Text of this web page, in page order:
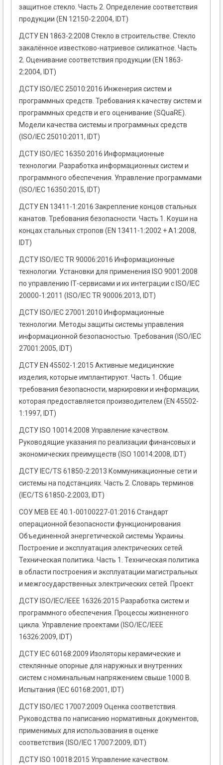
защитное стекло. Часть 2. Определение соответствия
продукции (EN 12150-2:2004, IDT)
ДСТУ EN 1863-2:2008 Стекло в строительстве. Стекло
закалённое известково-натриевое силикатное. Часть
2. Оценивание соответствия продукции (EN 1863-
2:2004, IDT)
ДСТУ ISO/IEC 25010:2016 Инженерия систем и
программных средств. Требования к качеству систем и
программных средств и его оценивание (SQuaRE).
Модели качества системы и программных средств
(ISO/IEC 25010:2011, IDT)
ДСТУ ISO/IEC 16350:2016 Информационные
технологии. Разработка информационных систем и
программного обеспечения. Управление программами
(ISO/IEC 16350:2015, IDT)
ДСТУ EN 13411-1:2016 Закрепление концов стальных
канатов. Требования безопасности. Часть 1. Коуши на
концах стальных стропов (EN 13411-1:2002 + А1:2008,
IDT)
ДСТУ ISO/IEC TR 90006:2016 Информационные
технологии. Установки для применения ISO 9001:2008
по управлению ІТ-сервисами и их интеграции с ISO/IEC
20000-1:2011 (ISO/IEC TR 90006:2013, IDT)
ДСТУ ISO/IEC 27001:2010 Информационные
технологии. Методы защиты системы управления
информационной безопасностью. Требования (ISO/IEC
27001:2005, IDТ)
ДСТУ EN 45502-1:2015 Активные медицинские
изделия, которые имплантируют. Часть 1. Общие
требования безопасности, маркировки и информации,
которая предоставляется производителем (EN 45502-
1:1997, IDT)
ДСТУ ISO 10014:2008 Управление качеством.
Руководящие указания по реализации финансовых и
экономических преимуществ (ISO 10014:2008, IDT)
ДСТУ IEC/TS 61850-2:2013 Коммуникационные сети и
системы на подстанциях. Часть 2. Словарь терминов
(ІЕС/ТS 61850-2:2003, IDТ)
СОУ МЕВ ЕЕ 40.1-00100227-01:2016 Стандарт
операционной безопасности функционирования
Объединенной энергетической системы Украины.
Построение и эксплуатация электрических сетей.
Техническая политика. Часть 1. Техническая политика
в области построения и эксплуатации магистральных
и межгосударственных электрических сетей. Проект
ДСТУ ISO/IEC/IEEE 16326:2015 Разработка систем и
программного обеспечения. Процессы жизненного
цикла. Управление проектами (ISO/IEC/IEEE
16326:2009, IDT)
ДСТУ IEC 60168:2009 Изоляторы керамические и
стеклянные опорные для наружных и внутренних
систем с номинальным напряжением свыше 1000 В.
Испытания (ІЕС 60168:2001, IDT)
ДСТУ ISO/IEC 17007:2009 Оценка соответствия.
Руководства по написанию нормативных документов,
применимых для использования в оценке
соответствия (ISO/IEC 17007:2009, IDT)
ДСТУ ISO 10018:2015 Управление качеством.